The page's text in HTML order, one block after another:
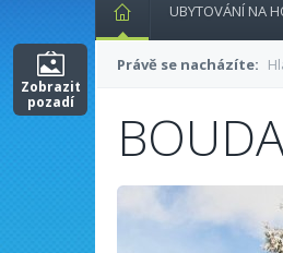
UBYTOVÁNÍ NA
Právě se nacházíte:
Zobrazit
pozadí